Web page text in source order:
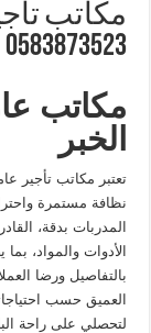
مكاتب
0583873523
مكاتب
الخبر
تعتبر مكاتب تأجير
نظافة مستمرة
المدربات بدقة،
الأدوات والمواد،
بالتفاصيل ورضا
العميق حسب
لتحصلي على راحة